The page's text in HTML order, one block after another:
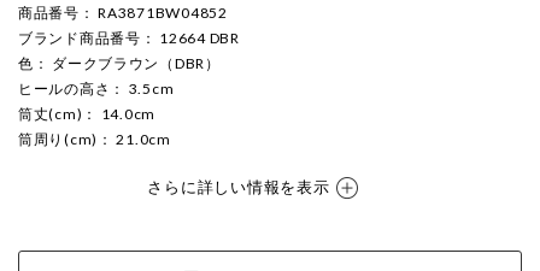
商品番号 ： RA3871BW04852
ブランド商品番号 ： 12664 DBR
色 ： ダークブラウン（DBR）
ヒールの高さ ： 3.5cm
筒丈(cm) ： 14.0cm
筒周り(cm) ： 21.0cm
さらに詳しい情報を表示